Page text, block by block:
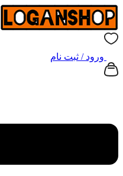
ورود / ثبت نام